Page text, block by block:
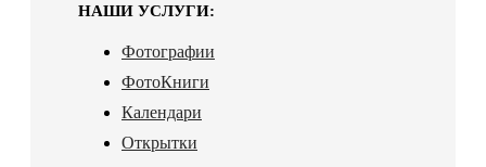
НАШИ УСЛУГИ:
Фотографии
ФотоКниги
Календари
Открытки